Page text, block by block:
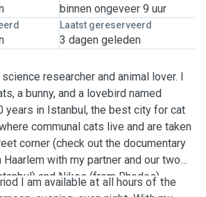
binnen ongeveer 9 uur
Laatst gereserveerd
3 dagen geleden
researcher and animal lover. I
a bunny, and a lovebird named
years in Istanbul, the best city for cat
communal cats live and are taken
corner (check out the documentary
with my partner and our two
and Nikos (from Rhodes).
I am available at all hours of the